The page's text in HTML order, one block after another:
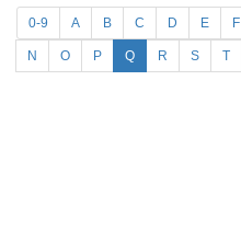
0-9 A B C D E F
N O P Q R S T